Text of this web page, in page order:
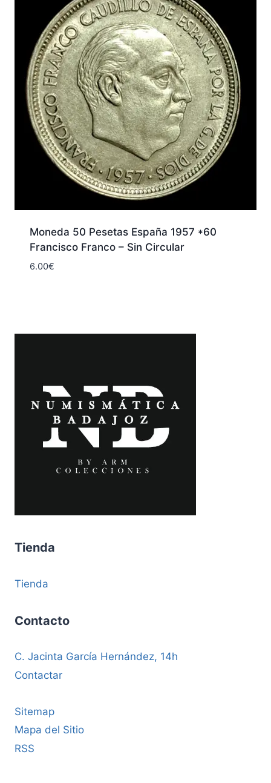
Moneda 50 Pesetas España 1957 *60
Francisco Franco – Sin Circular
6.00€
Tienda
Tienda
Contacto
C. Jacinta García Hernández, 14h
Contactar
Sitemap
Mapa del Sitio
RSS